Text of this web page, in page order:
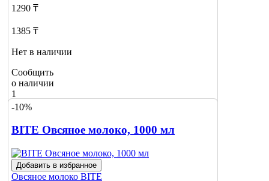
1290 ₸
1385 ₸
Нет в наличии
Сообщить
о наличии
1
-10%
BITE Овсяное молоко, 1000 мл
Добавить в избранное
Овсяное молоко BITE